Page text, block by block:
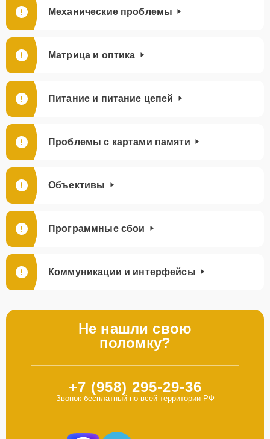
Механические проблемы
Матрица и оптика
Питание и питание цепей
Проблемы с картами памяти
Объективы
Программные сбои
Коммуникации и интерфейсы
Не нашли свою
поломку?
+7 (958) 295-29-36
Звонок бесплатный по всей территории РФ